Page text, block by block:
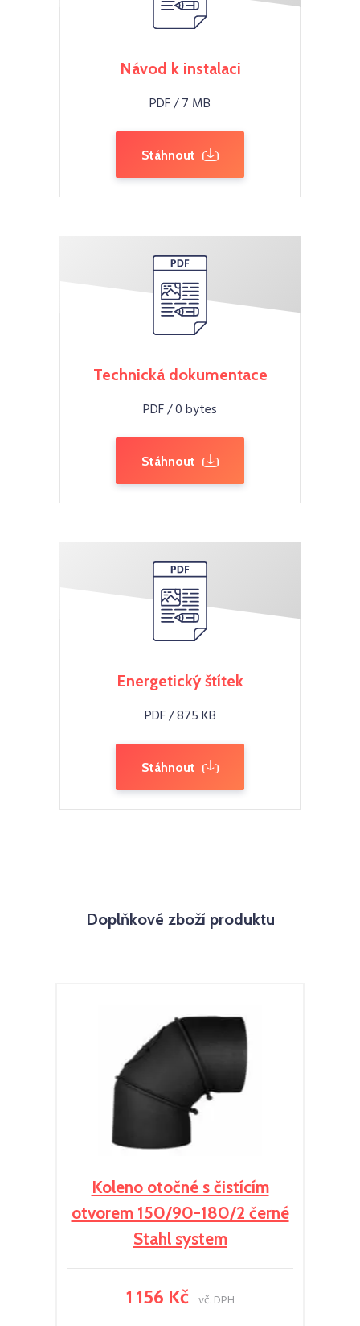
Návod k instalaci
PDF / 7 MB
Stáhnout
Technická dokumentace
PDF / 0 bytes
Stáhnout
Energetický štítek
PDF / 875 KB
Stáhnout
Doplňkové zboží produktu
Koleno otočné s čistícím
otvorem 150/90-180/2 černé
Stahl system
1 156 Kč vč. DPH